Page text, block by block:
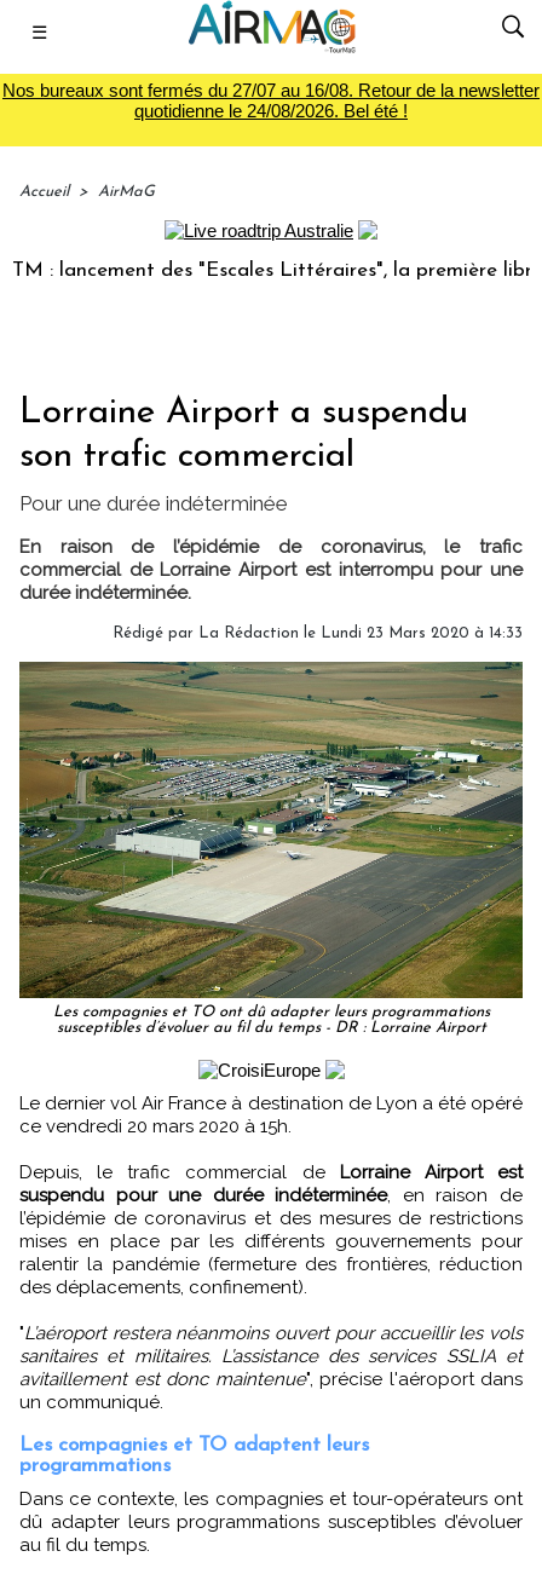
☰
Nos bureaux sont fermés du 27/07 au 16/08. Retour de la newsletter
quotidienne le 24/08/2026. Bel été !
Accueil > AirMaG
lancement des "Escales Littéraires", la première librairie
Lorraine Airport a suspendu
son trafic commercial
Pour une durée indéterminée
En raison de l’épidémie de coronavirus, le trafic
commercial de Lorraine Airport est interrompu pour une
durée indéterminée.
Rédigé par La Rédaction le Lundi 23 Mars 2020 à 14:33
Les compagnies et TO ont dû adapter leurs programmations
susceptibles d’évoluer au fil du temps - DR : Lorraine Airport
Le dernier vol Air France à destination de Lyon a été opéré
ce vendredi 20 mars 2020 à 15h.
Depuis, le trafic commercial de Lorraine Airport est
suspendu pour une durée indéterminée, en raison de
l’épidémie de coronavirus et des mesures de restrictions
mises en place par les différents gouvernements pour
ralentir la pandémie (fermeture des frontières, réduction
des déplacements, confinement).
"L’aéroport restera néanmoins ouvert pour accueillir les vols
sanitaires et militaires. L’assistance des services SSLIA et
avitaillement est donc maintenue", précise l'aéroport dans
un communiqué.
Les compagnies et TO adaptent leurs
programmations
Dans ce contexte, les compagnies et tour-opérateurs ont
dû adapter leurs programmations susceptibles d’évoluer
au fil du temps.